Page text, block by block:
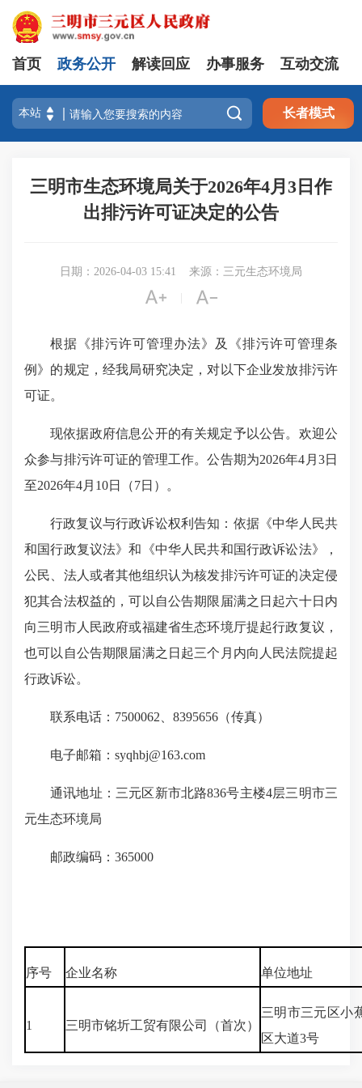
首页 政务公开 解读回应 办事服务 互动交流
 长者模式
三明市生态环境局关于2026年4月3日作
出排污许可证决定的公告
日期：2026-04-03 15:41 来源：三元生态环境局
 
根据《排污许可管理办法》及《排污许可管理条
例》的规定，经我局研究决定，对以下企业发放排污许
可证。
现依据政府信息公开的有关规定予以公告。欢迎公
众参与排污许可证的管理工作。公告期为2026年4月3日
至2026年4月10日（7日）。
行政复议与行政诉讼权利告知：依据《中华人民共
和国行政复议法》和《中华人民共和国行政诉讼法》，
公民、法人或者其他组织认为核发排污许可证的决定侵
犯其合法权益的，可以自公告期限届满之日起六十日内
向三明市人民政府或福建省生态环境厅提起行政复议，
也可以自公告期限届满之日起三个月内向人民法院提起
行政诉讼。
联系电话：7500062、8395656（传真）
电子邮箱：syqhbj@163.com
通讯地址：三元区新市北路836号主楼4层三明市三
元生态环境局
邮政编码：365000
序号 企业名称 单位地址
1 三明市铭圻工贸有限公司（首次）
三明市三元区小
区大道3号